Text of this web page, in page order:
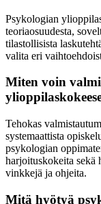
Psykologian
teoriaosuudesta,
tilastollisista
valita eri
Miten voin
Tehokas
systemaattista
psykologian
harjoituskokeita sekä
vinkkejä ja ohjeita.
Mitä hyötyä